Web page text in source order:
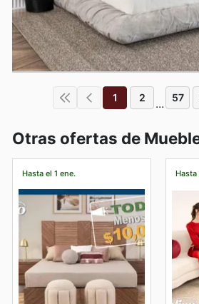
1 2 ... 57
Otras ofertas de
Hasta el 1 ene. Hasta